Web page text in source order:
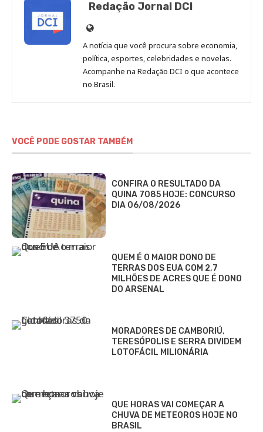
Redação Jornal DCI
Site
de
Redação
Jornal
DCI
A notícia que você procura sobre economia,
política, esportes, celebridades e novelas.
Acompanhe na Redação DCI o que acontece
no Brasil.
VOCÊ PODE GOSTAR TAMBÉM
CONFIRA O RESULTADO DA
QUINA 7085 HOJE: CONCURSO
DIA 06/08/2026
QUEM É O MAIOR DONO DE
TERRAS DOS EUA COM 2,7
MILHÕES DE ACRES QUE É DONO
DO ARSENAL
MORADORES DE CAMBORIÚ,
TERESÓPOLIS E SERRA DIVIDEM
LOTOFÁCIL MILIONÁRIA
QUE HORAS VAI COMEÇAR A
CHUVA DE METEOROS HOJE NO
BRASIL